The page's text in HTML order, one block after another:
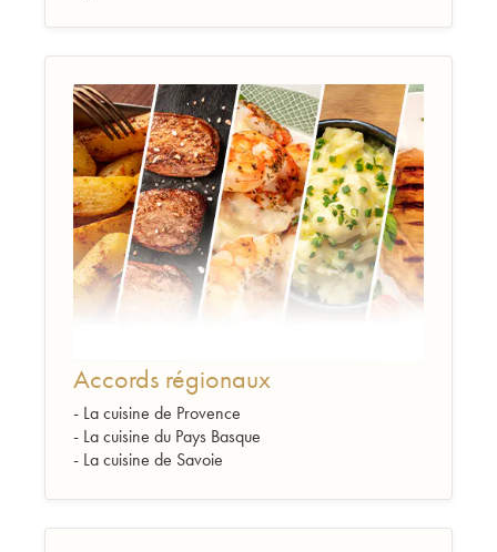
Accords régionaux
- La cuisine de Provence
- La cuisine du Pays Basque
- La cuisine de Savoie